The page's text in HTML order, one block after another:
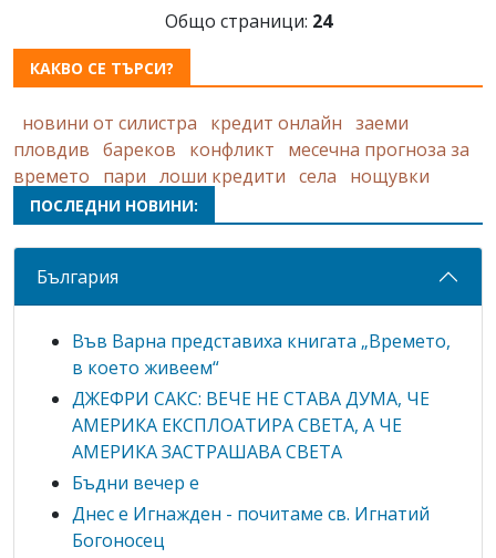
Общо страници: 24
КАКВО СЕ ТЪРСИ?
новини от силистра кредит онлайн заеми
пловдив бареков конфликт
месечна прогноза за
времето
пари лоши кредити села нощувки
ПОСЛЕДНИ НОВИНИ:
България
Във Варна представиха книгата „Времето,
в което живеем“
ДЖЕФРИ САКС: ВЕЧЕ НЕ СТАВА ДУМА, ЧЕ
АМЕРИКА ЕКСПЛОАТИРА СВЕТА, А ЧЕ
АМЕРИКА ЗАСТРАШАВА СВЕТА
Бъдни вечер е
Днес е Игнажден - почитаме св. Игнатий
Богоносец